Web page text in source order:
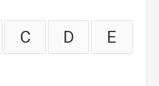
C D E